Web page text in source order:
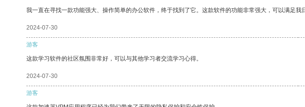
我一直在寻找一款功能强大、操作简单的办公软件，终于找到了它。这款软件的功能非常强大，可以满足我
2024-07-30
游客
这款学习软件的社区氛围非常好，可以与其他学习者交流学习心得。
2024-07-30
游客